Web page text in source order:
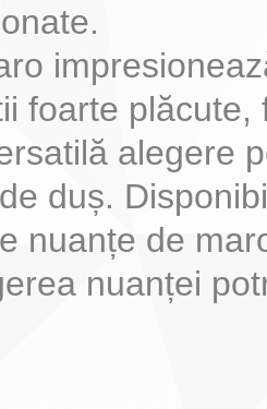
foarte plăcute,
alegere
duș.
nuanțe de
nuanței